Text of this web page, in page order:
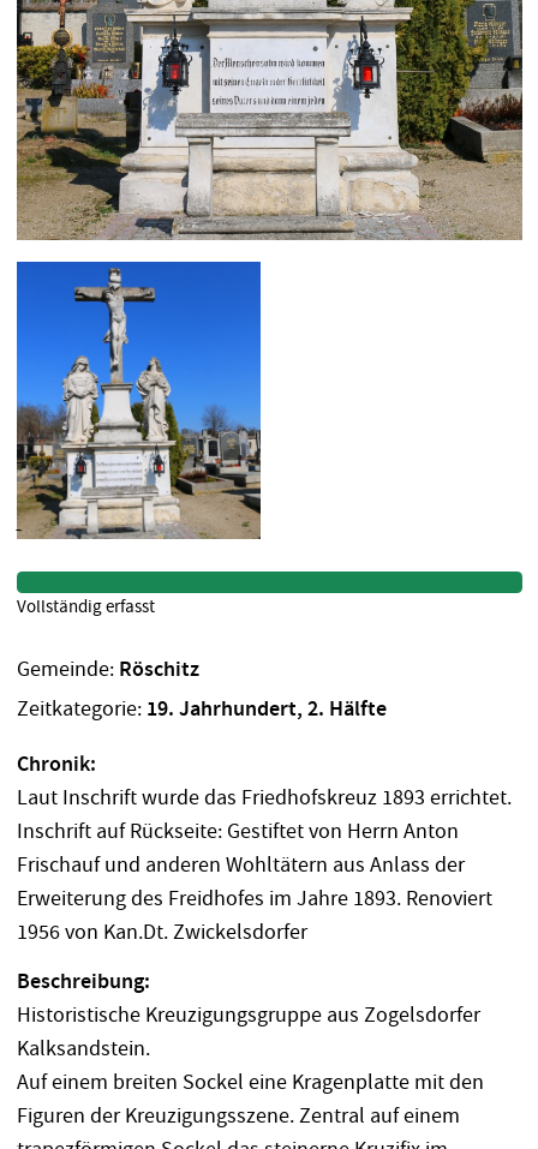
Gemeinde: Röschitz
Zeitkategorie: 19. Jahrhundert, 2. Hälfte
Chronik:
Laut Inschrift wurde das Friedhofskreuz 1893 errichtet.
Inschrift auf Rückseite: Gestiftet von Herrn Anton
Frischauf und anderen Wohltätern aus Anlass der
Erweiterung des Freidhofes im Jahre 1893. Renoviert
1956 von Kan.Dt. Zwickelsdorfer
Beschreibung:
Historistische Kreuzigungsgruppe aus Zogelsdorfer
Kalksandstein.
Auf einem breiten Sockel eine Kragenplatte mit den
Figuren der Kreuzigungsszene. Zentral auf einem
Vollständig erfasst